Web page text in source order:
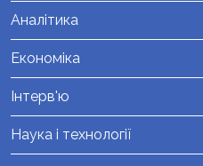
Аналітика
Економіка
Інтерв'ю
Наука і технології